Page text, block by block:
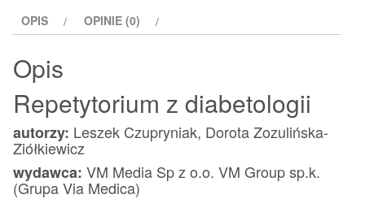
OPIS OPINIE (0)
Opis
Repetytorium z diabetologii
autorzy: Leszek Czupryniak, Dorota Zozulińska-
Ziółkiewicz
wydawca: VM Media Sp z o.o. VM Group sp.k.
(Grupa Via Medica)